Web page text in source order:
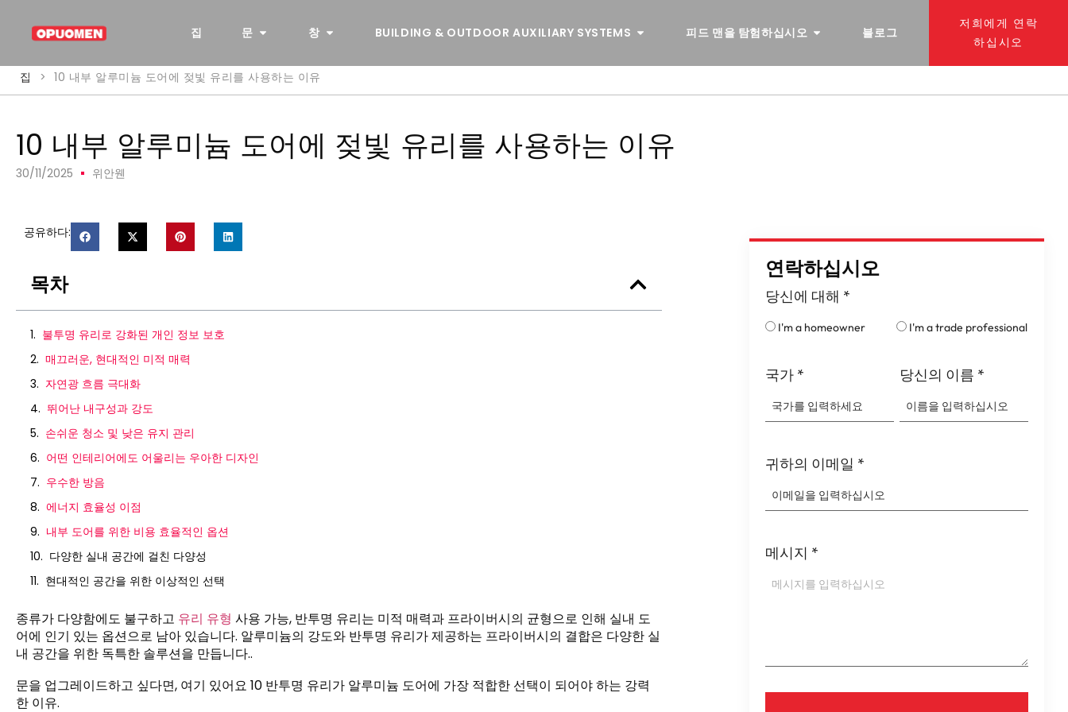
집 문 창 BUILDING & OUTDOOR AUXILIARY SYSTEMS 피드 맨을 탐험하십시오 블로그
저희에게 연락
하십시오
집 > 10 내부 알루미늄 도어에 젖빛 유리를 사용하는 이유
10 내부 알루미늄 도어에 젖빛 유리를 사용하는 이유
30/11/2025 위안웬
공유하다:
목차
불투명 유리로 강화된 개인 정보 보호
매끄러운, 현대적인 미적 매력
자연광 흐름 극대화
뛰어난 내구성과 강도
손쉬운 청소 및 낮은 유지 관리
어떤 인테리어에도 어울리는 우아한 디자인
우수한 방음
에너지 효율성 이점
내부 도어를 위한 비용 효율적인 옵션
다양한 실내 공간에 걸친 다양성
현대적인 공간을 위한 이상적인 선택
종류가 다양함에도 불구하고 유리 유형 사용 가능, 반투명 유리는 미적 매력과 프라이버시의 균형으로 인해 실내 도
어에 인기 있는 옵션으로 남아 있습니다. 알루미늄의 강도와 반투명 유리가 제공하는 프라이버시의 결합은 다양한 실
내 공간을 위한 독특한 솔루션을 만듭니다..
문을 업그레이드하고 싶다면, 여기 있어요 10 반투명 유리가 알루미늄 도어에 가장 적합한 선택이 되어야 하는 강력
한 이유.
연락하십시오
당신에 대해 *
I'm a homeowner I'm a trade professional
국가 * 당신의 이름 *
귀하의 이메일 *
메시지 *